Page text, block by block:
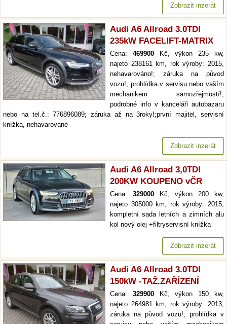
Zobrazit inzerát
Audi A6 Allroad 3.0TDI
235kW FACELIFT-MATRIX
Cena: 469900Kč, výkon 235 kw,
najeto 238161 km, rok výroby: 2015,
nehavarováno!; záruka na původ
vozu!; prohlídka v servisu nebo vaším
mechanikem samozřejmostí!;
podrobné info v kanceláři autobazaru
nebo na tel.č.: 776896089; záruka až na 3roky!;první majitel, servisní
knížka, nehavarované
Zobrazit inzerát
Audi A6 Allroad 3,0TDI
200KW KOUPENO vČR
Cena: 329000Kč, výkon 200 kw,
najeto 305000 km, rok výroby: 2015,
kompletní sada letních a zimních alu
kol nový olej +filtryservisní knížka
Zobrazit inzerát
Audi A6 Allroad 3.0TDI
150kW -TAŽ.ZAŘÍZENÍ
Cena: 329900Kč, výkon 150 kw,
najeto 264981 km, rok výroby: 2013,
záruka na původ vozu!; prohlídka v